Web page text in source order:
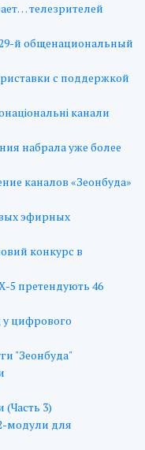
телезрителей
й общенациональный
с поддержкой
канали
набрала уже более
каналов «Зеонбуда»
эфирных
конкурс в
5 претендують 46
у цифрового
"Зеонбуда"
3)
модули для